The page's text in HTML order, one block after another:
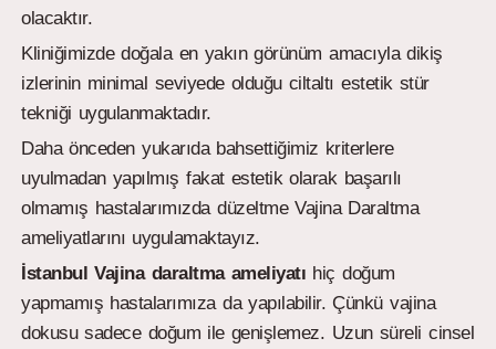
olacaktır.
Kliniğimizde doğala en yakın görünüm amacıyla dikiş
izlerinin minimal seviyede olduğu ciltaltı estetik stür
tekniği uygulanmaktadır.
Daha önceden yukarıda bahsettiğimiz kriterlere
uyulmadan yapılmış fakat estetik olarak başarılı
olmamış hastalarımızda düzeltme Vajina Daraltma
ameliyatlarını uygulamaktayız.
İstanbul Vajina daraltma ameliyatı hiç doğum
yapmamış hastalarımıza da yapılabilir. Çünkü vajina
dokusu sadece doğum ile genişlemez. Uzun süreli cinsel